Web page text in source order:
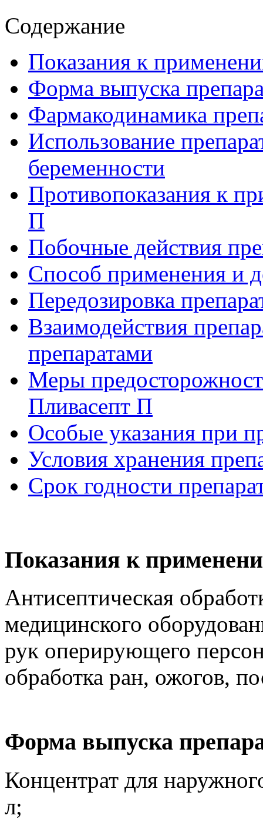
Содержание
Показания к
Форма выпуска
Фармакодинамика
Использование
беременности
Противопоказания к
П
Побочные действия
Способ применения и
Передозировка
Взаимодействия
препаратами
Меры
Пливасепт П
Особые указания при
Условия хранения
Срок годности
Показания к
Антисептическая
медицинского
рук оперирующего
обработка ран, ожогов,
Форма выпуска
Концентрат для
л;